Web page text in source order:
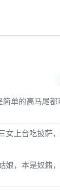
单的高马尾都
女上台吃披萨
娘，本是奴籍